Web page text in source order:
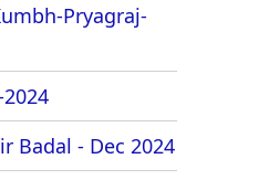
Pryagraj-
Badal - Dec 2024